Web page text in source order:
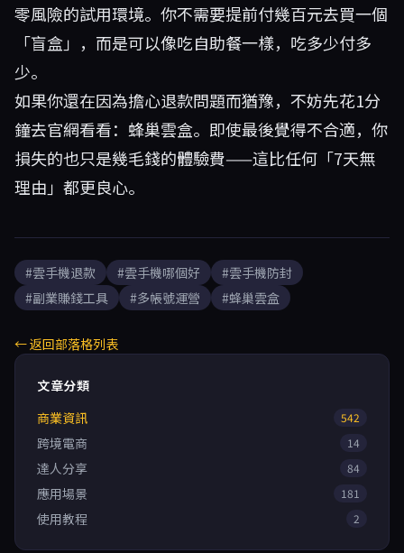
零風險的試用環境。你不需要提前付幾百元去買一個
「盲盒」，而是可以像吃自助餐一樣，吃多少付多
少。
如果你還在因為擔心退款問題而猶豫，不妨先花1分
鐘去官網看看： 蜂巢雲盒。即使最後覺得不合適，你
損失的也只是幾毛錢的體驗費——這比任何「7天無
理由」都更良心。
#雲手機退款 #雲手機哪個好
#雲手機防封
#副業賺錢工具
#多帳號運營 #蜂巢雲盒
← 返回部落格列表
文章分類
商業資訊
542
跨境電商 14
達人分享 84
應用場景 181
使用教程 2